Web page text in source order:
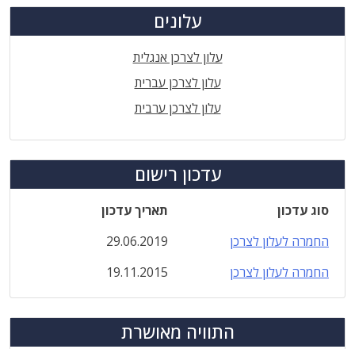
עלונים
עלון לצרכן אנגלית
עלון לצרכן עברית
עלון לצרכן ערבית
עדכון רישום
סוג עדכון
תאריך עדכון
החמרה לעלון לצרכן
29.06.2019
החמרה לעלון לצרכן
19.11.2015
התוויה מאושרת